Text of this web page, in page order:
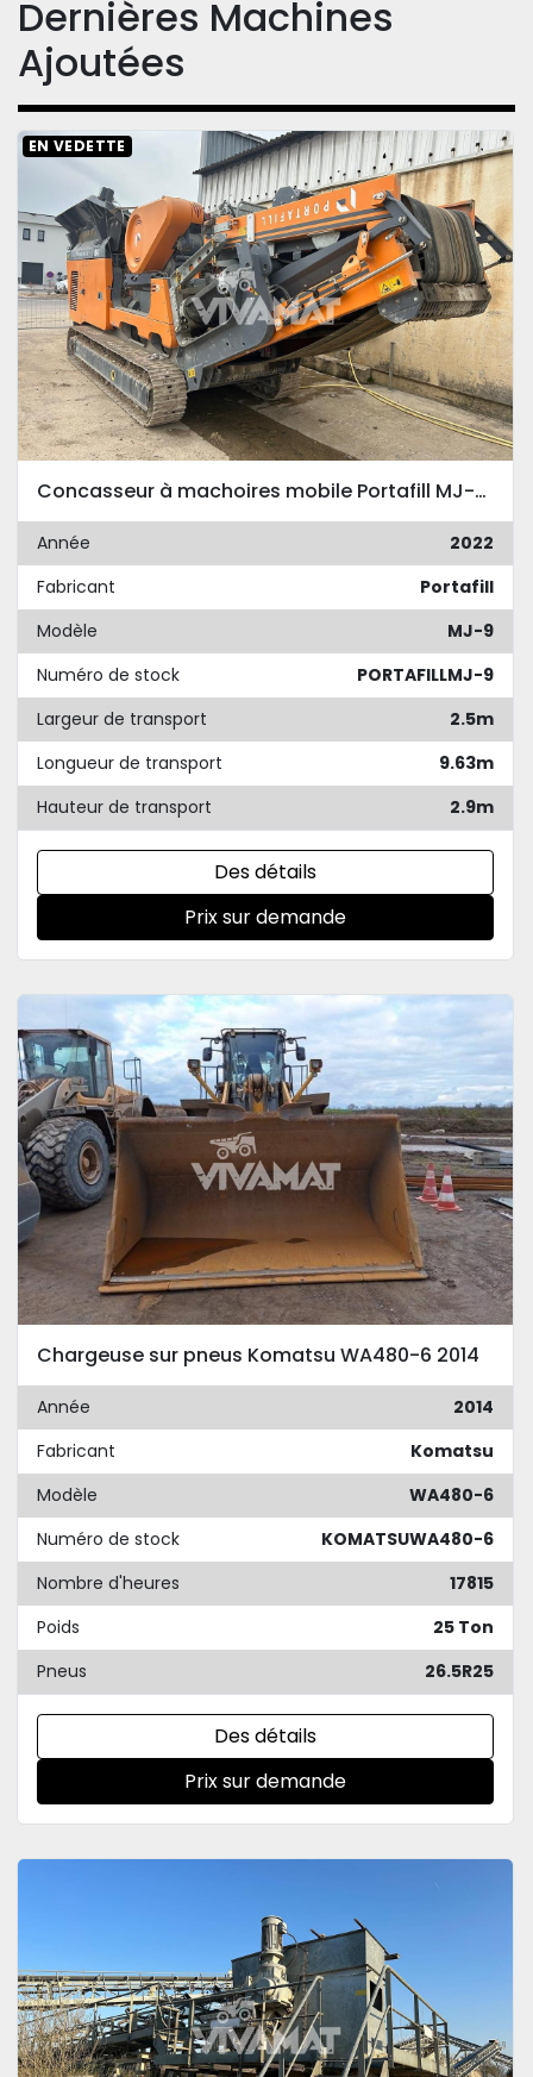
Dernières Machines
Ajoutées
EN VEDETTE
Concasseur à machoires mobile Portafill MJ-9 2022
Année
2022
Fabricant
Portafill
Modèle
MJ-9
Numéro de stock
PORTAFILLMJ-9
Largeur de transport
2.5m
Longueur de transport
9.63m
Hauteur de transport
2.9m
Des détails
Prix sur demande
Chargeuse sur pneus Komatsu WA480-6 2014
Année
2014
Fabricant
Komatsu
Modèle
WA480-6
Numéro de stock
KOMATSUWA480-6
Nombre d'heures
17815
Poids
25 Ton
Pneus
26.5R25
Des détails
Prix sur demande